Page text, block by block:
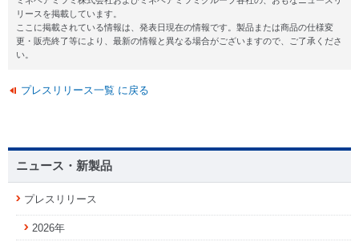
リースを掲載しています。
ここに掲載されている情報は、発表日現在の情報です。製品または商品の仕様変
更・販売終了等により、最新の情報と異なる場合がございますので、ご了承くださ
い。
プレスリリース一覧 に戻る
ニュース・新製品
プレスリリース
2026年